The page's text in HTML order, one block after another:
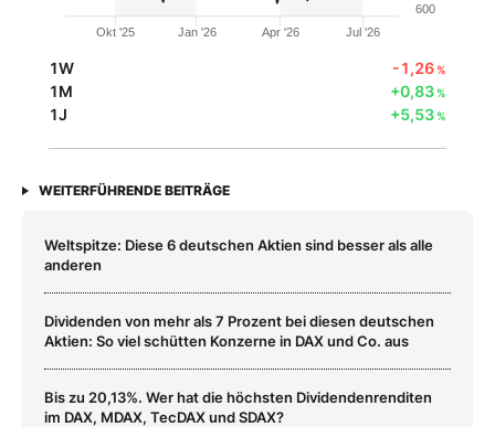
Okt '25 Jan '26 Apr '26 Jul '26
600
1W -1,26%
1M +0,83%
1J +5,53%
WEITERFÜHRENDE BEITRÄGE
Weltspitze: Diese 6 deutschen Aktien sind besser als alle
anderen
Dividenden von mehr als 7 Prozent bei diesen deutschen
Aktien: So viel schütten Konzerne in DAX und Co. aus
Bis zu 20,13%. Wer hat die höchsten Dividendenrenditen
im DAX, MDAX, TecDAX und SDAX?